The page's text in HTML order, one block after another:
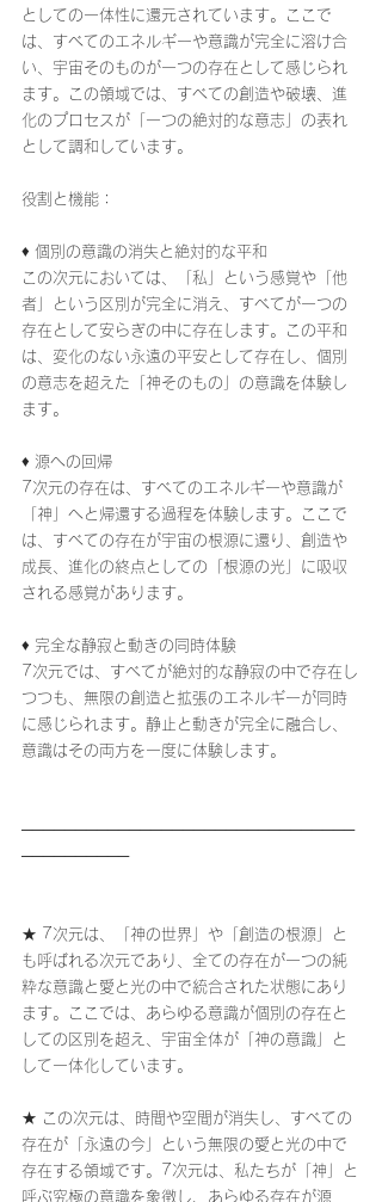
としての一体性に還元されています。ここで
は、すべてのエネルギーや意識が完全に溶け合
い、宇宙そのものが一つの存在として感じられ
ます。この領域では、すべての創造や破壊、進
化のプロセスが「一つの絶対的な意志」の表れ
として調和しています。
役割と機能：
♦ 個別の意識の消失と絶対的な平和
この次元においては、「私」という感覚や「他
者」という区別が完全に消え、すべてが一つの
存在として安らぎの中に存在します。この平和
は、変化のない永遠の平安として存在し、個別
の意志を超えた「神そのもの」の意識を体験し
ます。
♦ 源への回帰
7次元の存在は、すべてのエネルギーや意識が
「神」へと帰還する過程を体験します。ここで
は、すべての存在が宇宙の根源に還り、創造や
成長、進化の終点としての「根源の光」に吸収
される感覚があります。
♦ 完全な静寂と動きの同時体験
7次元では、すべてが絶対的な静寂の中で存在し
つつも、無限の創造と拡張のエネルギーが同時
に感じられます。静止と動きが完全に融合し、
意識はその両方を一度に体験します。
───────────────────────────────
──────────
★ 7次元は、「神の世界」や「創造の根源」と
も呼ばれる次元であり、全ての存在が一つの純
粋な意識と愛と光の中で統合された状態にあり
ます。ここでは、あらゆる意識が個別の存在と
しての区別を超え、宇宙全体が「神の意識」と
して一体化しています。
★ この次元は、時間や空間が消失し、すべての
存在が「永遠の今」という無限の愛と光の中で
存在する領域です。7次元は、私たちが「神」と
呼ぶ究極の意識を象徴し、あらゆる存在が源